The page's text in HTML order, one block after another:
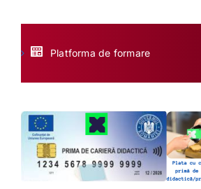
Platforma de formare